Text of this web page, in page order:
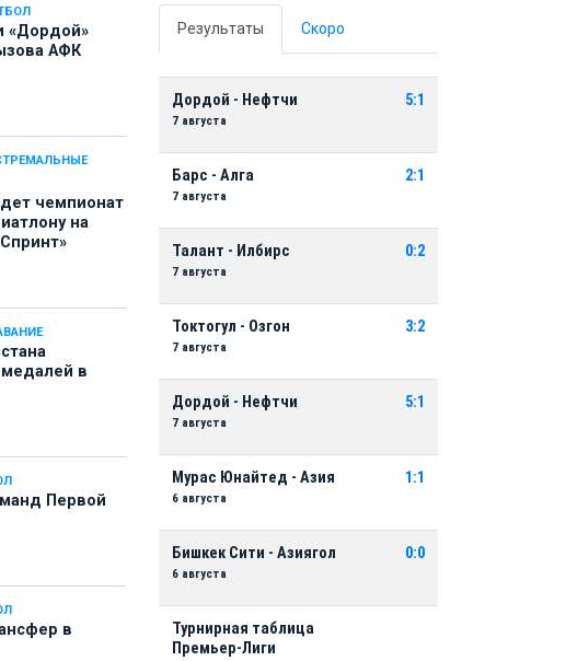
«Дордой»
АФК
чемпионат
на
в
Первой
в
Результаты Скоро
Дордой - Нефтчи
7 августа
5:1
Барс - Алга
7 августа
2:1
Талант - Илбирс
7 августа
0:2
Токтогул - Озгон
7 августа
3:2
Дордой - Нефтчи
7 августа
5:1
Мурас Юнайтед - Азия
6 августа
1:1
Бишкек Сити - Азиягол
6 августа
0:0
Турнирная таблица
Премьер-Лиги